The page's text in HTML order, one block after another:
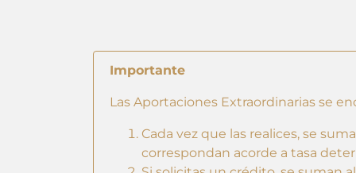
Importante
Las Aportaciones Extraordinarias se
Cada vez que las realices, se
correspondan acorde a tasa